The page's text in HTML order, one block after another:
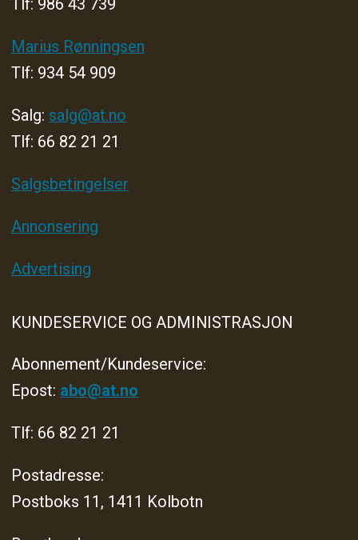
Tlf: 986 43 739
Marius Rønningsen
Tlf: 934 54 909
Salg: salg@at.no
Tlf: 66 82 21 21
Salgsbetingelser
Annonsering
Advertising
KUNDESERVICE OG ADMINISTRASJON
Abonnement/Kundeservice:
Epost: abo@at.no
Tlf: 66 82 21 21
Postadresse:
Postboks 11, 1411 Kolbotn